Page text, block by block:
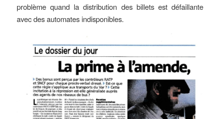
problème quand la distribution des billets est défaillante
avec des automates indisponibles.